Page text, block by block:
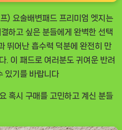
) 요술배변패드 프리미엄 엣지 는
하고 싶은 분들에게 완벽한 선택
뛰어난 흡수력 덕분에 완전히 만
. 이 패드로 여러분도 귀여운 반려
있기를 바랍니다
혹시 구매를 고민하고 계신 분들